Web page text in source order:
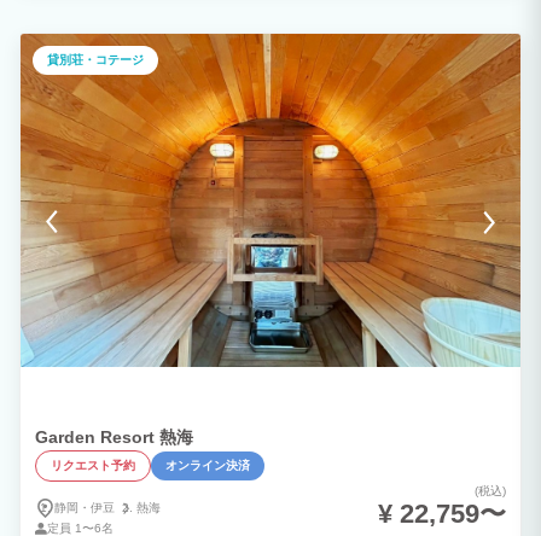
裏にあるパークゴルフ場でパークゴルフをプレイすることもできます。 まさにアウト
ドアを満喫できるゲストハウスです。 “田舎暮らしを楽しみたい方” “北海道やオホー
ツクに移住を考えている方” 大したおもてなしは何もできませんが、自由気ままにノビ
ノビと美幌ライフを楽しんでみませんか？ ⁡
貸別荘・コテージ
Garden Resort 熱海
リクエスト予約 オンライン決済
静岡・伊豆
熱海
定員 1〜6名
(税込)
¥ 22,759〜